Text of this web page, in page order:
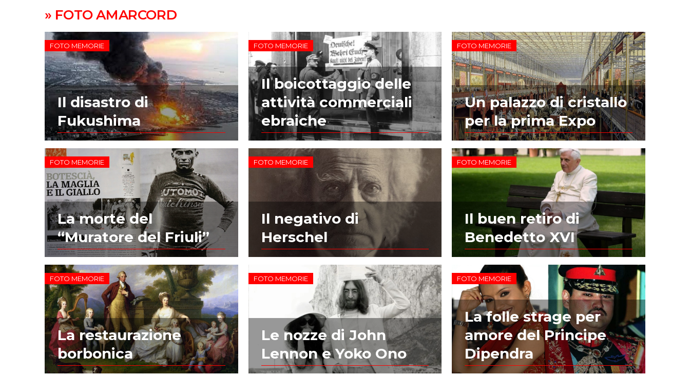
» FOTO AMARCORD
FOTO MEMORIE
Il disastro di
Fukushima
FOTO MEMORIE
Il boicottaggio delle
attività commerciali
ebraiche
FOTO MEMORIE
Un palazzo di cristallo
per la prima Expo
FOTO MEMORIE
La morte del
“Muratore del Friuli”
FOTO MEMORIE
Il negativo di
Herschel
FOTO MEMORIE
Il buen retiro di
Benedetto XVI
FOTO MEMORIE
La restaurazione
borbonica
FOTO MEMORIE
Le nozze di John
Lennon e Yoko Ono
FOTO MEMORIE
La folle strage per
amore del Principe
Dipendra